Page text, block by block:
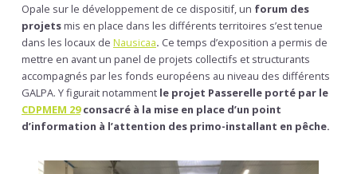
Opale sur le développement de ce dispositif, un forum des
projets mis en place dans les différents territoires s’est tenue
dans les locaux de Nausicaa. Ce temps d’exposition a permis de
mettre en avant un panel de projets collectifs et structurants
accompagnés par les fonds européens au niveau des différents
GALPA. Y figurait notamment le projet Passerelle porté par le
CDPMEM 29consacré à la mise en place d’un point
d’information à l’attention des primo-installant en pêche.